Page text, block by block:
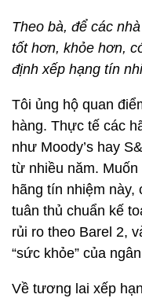
Theo bà, để các
tốt hơn, khỏe hơn,
định xếp hạng tín
Tôi ủng hộ quan
hàng. Thực tế các
như Moody’s hay
từ nhiều năm.
hãng tín nhiệm này,
tuân thủ chuẩn kế
rủi ro theo Barel 2,
“sức khỏe” của
Về tương lai xếp